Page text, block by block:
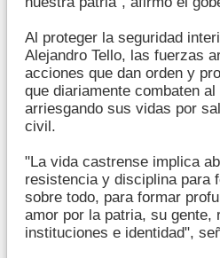
Al proteger la seguridad
Alejandro Tello, las fuerzas
acciones que dan orden y
que diariamente combaten
arriesgando sus vidas por
civil.
"La vida castrense implica
resistencia y disciplina para
sobre todo, para formar
amor por la patria, su gente,
instituciones e identidad",